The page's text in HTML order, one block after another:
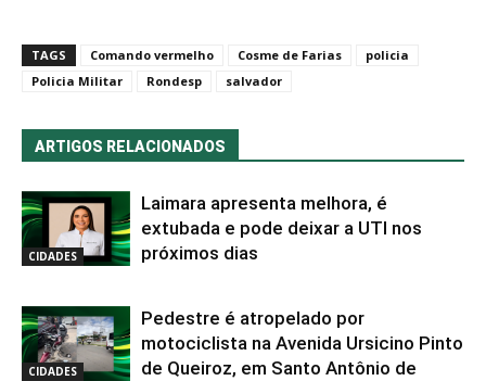
TAGS Comando vermelho Cosme de Farias
policia
Policia Militar
Rondesp salvador
ARTIGOS RELACIONADOS
CIDADES
Laimara apresenta melhora, é
extubada e pode deixar a UTI nos
próximos dias
CIDADES
Pedestre é atropelado por
motociclista na Avenida Ursicino Pinto
de Queiroz, em Santo Antônio de